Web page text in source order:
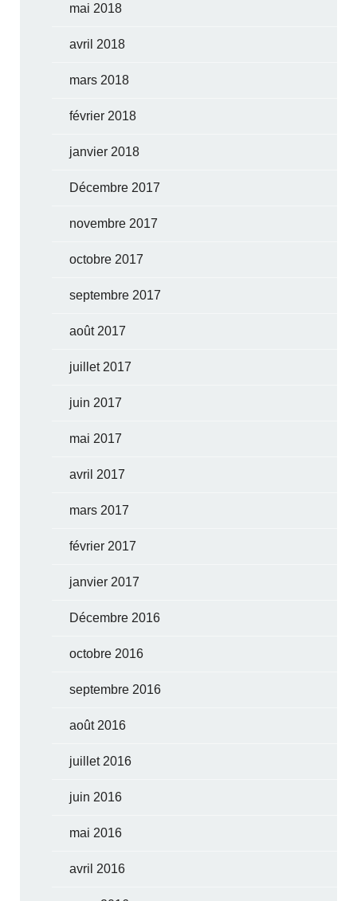
mai 2018
avril 2018
mars 2018
février 2018
janvier 2018
Décembre 2017
novembre 2017
octobre 2017
septembre 2017
août 2017
juillet 2017
juin 2017
mai 2017
avril 2017
mars 2017
février 2017
janvier 2017
Décembre 2016
octobre 2016
septembre 2016
août 2016
juillet 2016
juin 2016
mai 2016
avril 2016